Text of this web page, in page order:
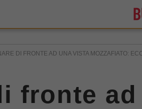
DI FRONTE AD UNA VISTA MOZZAFIATO:
fronte